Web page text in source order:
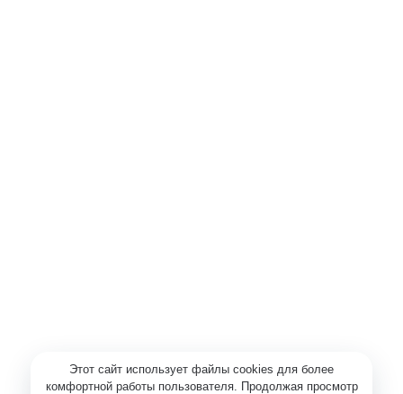
Этот сайт использует файлы cookies для более
комфортной работы пользователя. Продолжая просмотр